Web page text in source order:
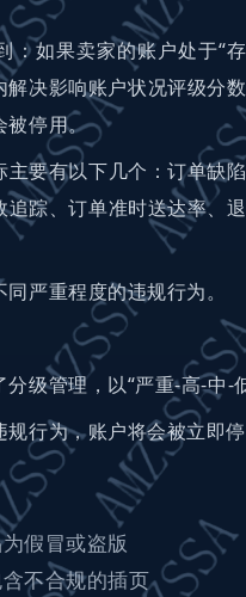
：如果卖家的账户处于“
解决影响账户状况评级分
被停用。
主要有以下几个 ：订单缺
追踪、订单准时送达率、
严重程度的违规行为。
级管理，以“严重-高-中-
规行为，账户将会被立即
假冒或盗版
不合规的插页